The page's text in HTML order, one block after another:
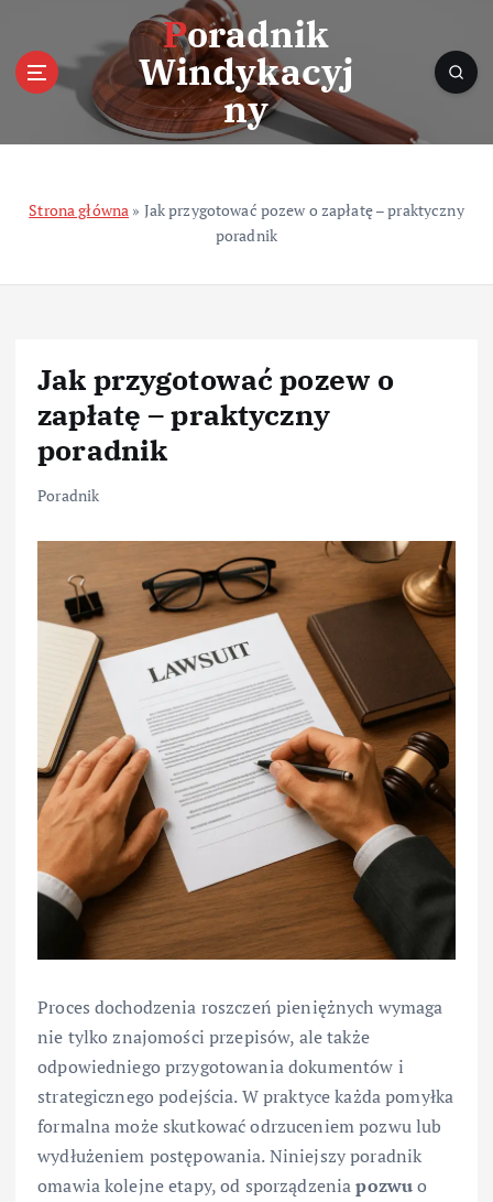
n
Poradnik
Windykacyj
ny
Strona główna » Jak przygotować pozew o zapłatę – praktyczny
poradnik
Jak przygotować pozew o
zapłatę – praktyczny
poradnik
Poradnik
Proces dochodzenia roszczeń pieniężnych wymaga
nie tylko znajomości przepisów, ale także
odpowiedniego przygotowania dokumentów i
strategicznego podejścia. W praktyce każda pomyłka
formalna może skutkować odrzuceniem pozwu lub
wydłużeniem postępowania. Niniejszy poradnik
omawia kolejne etapy, od sporządzeniapozwuo